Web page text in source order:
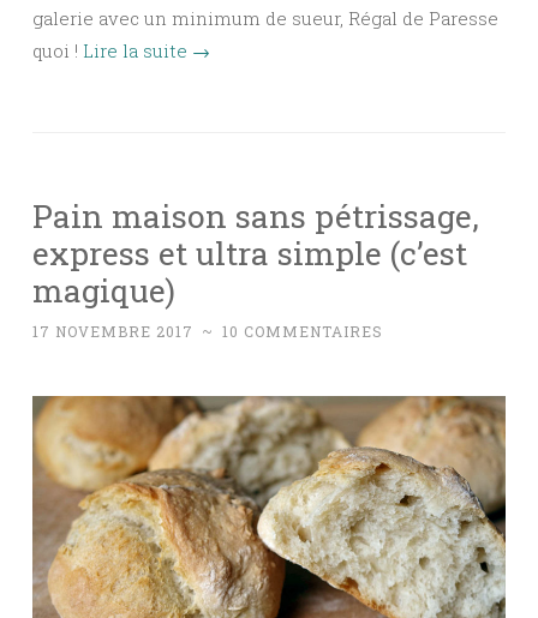
galerie avec un minimum de sueur, Régal de Paresse
quoi ! Lire la suite →
Pain maison sans pétrissage,
express et ultra simple (c’est
magique)
17 NOVEMBRE 2017 ~ 10 COMMENTAIRES